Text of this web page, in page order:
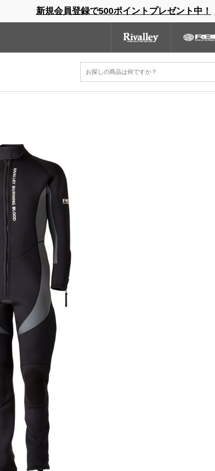
新規会員登録で500ポイントプレゼント中！
ブランドサイト 商品一覧 ブランドサイト
ウェーダー レインウェア フットウェア グローブ